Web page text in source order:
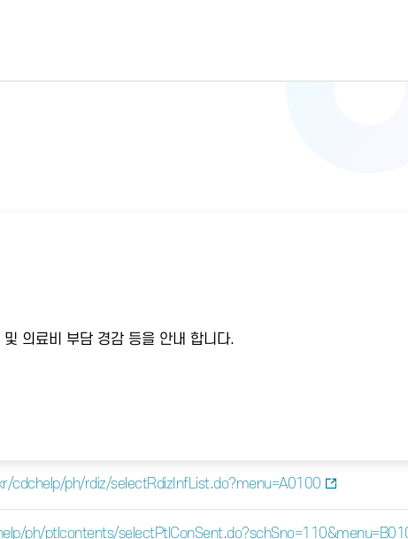
의료비 부담 경감 등을 안내 합니다.
cdchelp/ph/rdiz/selectRdizInfList.do?menu=A0100
ph/ptlcontents/